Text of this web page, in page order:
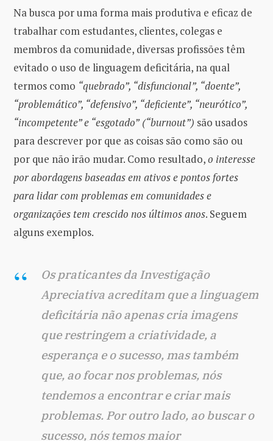
Na busca por uma forma mais produtiva e eficaz de
trabalhar com estudantes, clientes, colegas e
membros da comunidade, diversas profissões têm
evitado o uso de linguagem deficitária, na qual
termos como “quebrado”, “disfuncional”, “doente”,
“problemático”, “defensivo”, “deficiente”, “neurótico”,
“incompetente” e “esgotado” (“burnout”) são usados ​​
para descrever por que as coisas são como são ou
por que não irão mudar. Como resultado,o interesse
por abordagens baseadas em ativos e pontos fortes
para lidar com problemas em comunidades e
organizações tem crescido nos últimos anos. Seguem
alguns exemplos.
Os praticantes da Investigação
Apreciativa acreditam que a linguagem
deficitária não apenas cria imagens
que restringem a criatividade, a
esperança e o sucesso, mas também
que, ao focar nos problemas, nós
tendemos a encontrar e criar mais
problemas. Por outro lado, ao buscar o
sucesso, nós temos maior